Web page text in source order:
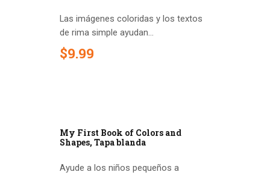
Las imágenes coloridas y los textos
de rima simple ayudan...
$9.99
My First Book of Colors and
Shapes, Tapa blanda
Ayude a los niños pequeños a